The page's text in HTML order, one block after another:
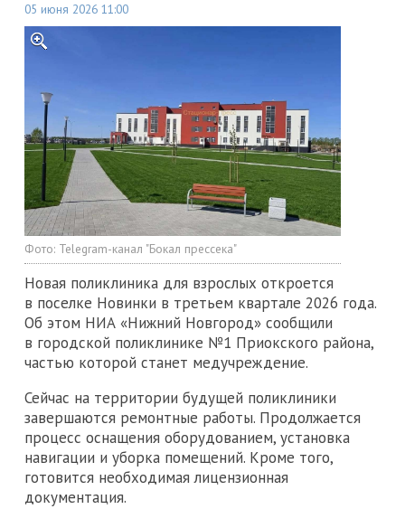
05 июня 2026 11:00
Фото: Telegram-канал "Бокал прессека"
Новая поликлиника для взрослых откроется
в поселке Новинки в третьем квартале 2026 года.
Об этом НИА «Нижний Новгород» сообщили
в городской поликлинике №1 Приокского района,
частью которой станет медучреждение.
Сейчас на территории будущей поликлиники
завершаются ремонтные работы. Продолжается
процесс оснащения оборудованием, установка
навигации и уборка помещений. Кроме того,
готовится необходимая лицензионная
документация.